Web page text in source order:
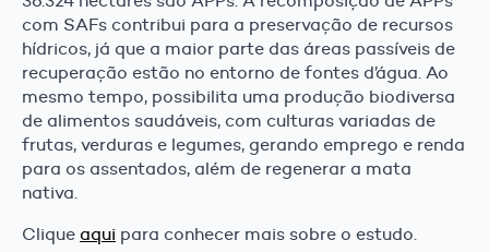
com SAFs contribui para a preservação de recursos
hídricos, já que a maior parte das áreas passíveis de
recuperação estão no entorno de fontes d’água. Ao
mesmo tempo, possibilita uma produção biodiversa
de alimentos saudáveis, com culturas variadas de
frutas, verduras e legumes, gerando emprego e renda
para os assentados, além de regenerar a mata
nativa.
Clique aqui para conhecer mais sobre o estudo.